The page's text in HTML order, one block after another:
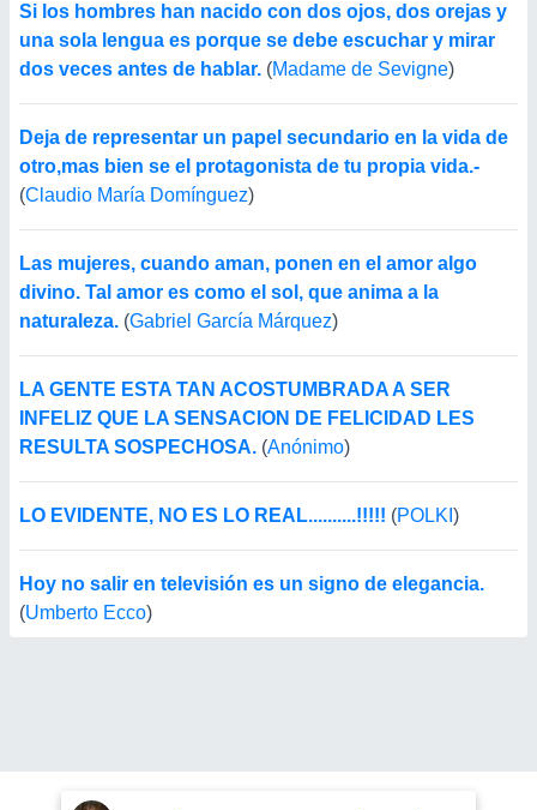
Si los hombres han nacido con dos ojos, dos orejas y
una sola lengua es porque se debe escuchar y mirar
dos veces antes de hablar. (Madame de Sevigne)
Deja de representar un papel secundario en la vida de
otro,mas bien se el protagonista de tu propia vida.-
(Claudio María Domínguez)
Las mujeres, cuando aman, ponen en el amor algo
divino. Tal amor es como el sol, que anima a la
naturaleza. (Gabriel García Márquez)
LA GENTE ESTA TAN ACOSTUMBRADA A SER
INFELIZ QUE LA SENSACION DE FELICIDAD LES
RESULTA SOSPECHOSA. (Anónimo)
LO EVIDENTE, NO ES LO REAL..........!!!!! (POLKI )
Hoy no salir en televisión es un signo de elegancia.
(Umberto Ecco)